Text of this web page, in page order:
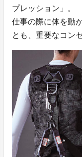
プレッション」。
仕事の際に体を動
とも、重要なコン